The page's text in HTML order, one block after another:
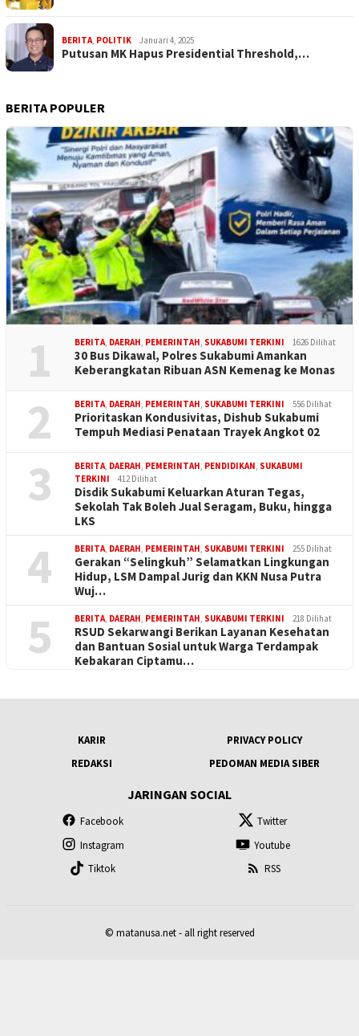
BERITA POLITIK Januari 4, 2025
Putusan MK Hapus Presidential Threshold,…
BERITA POPULER
1 BERITA DAERAH PEMERINTAH SUKABUMI TERKINI 1626 Dilihat
30 Bus Dikawal, Polres Sukabumi Amankan
Keberangkatan Ribuan ASN Kemenag ke Monas
2 BERITA DAERAH PEMERINTAH SUKABUMI TERKINI 556 Dilihat
Prioritaskan Kondusivitas, Dishub Sukabumi
Tempuh Mediasi Penataan Trayek Angkot 02
3 BERITA DAERAH PEMERINTAH PENDIDIKAN SUKABUMI
TERKINI
412 Dilihat
Disdik Sukabumi Keluarkan Aturan Tegas,
Sekolah Tak Boleh Jual Seragam, Buku, hingga
LKS
4 BERITA DAERAH PEMERINTAH SUKABUMI TERKINI 255 Dilihat
Gerakan “Selingkuh” Selamatkan Lingkungan
Hidup, LSM Dampal Jurig dan KKN Nusa Putra
Wuj…
5 BERITA DAERAH PEMERINTAH SUKABUMI TERKINI 218 Dilihat
RSUD Sekarwangi Berikan Layanan Kesehatan
dan Bantuan Sosial untuk Warga Terdampak
Kebakaran Ciptamu…
KARIR
PRIVACY POLICY
REDAKSI
PEDOMAN MEDIA SIBER
JARINGAN SOCIAL
Facebook
Twitter
Instagram
Youtube
Tiktok
RSS
© matanusa.net - all right reserved